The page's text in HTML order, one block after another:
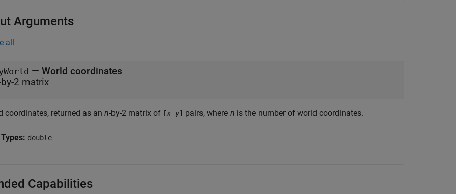
Arguments
all
— World coordinates
2 matrix
coordinates, returned as an n-by-2 matrix of [x y] pairs, where n is the number of world coordinates.
double
Capabilities